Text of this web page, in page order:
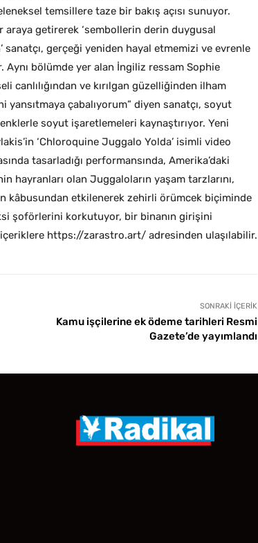
temsillere taze bir bakış açısı sunuyor.
araya getirerek ‘sembollerin derin duygusal
sanatçı, gerçeği yeniden hayal etmemizi ve evrenle
bölümde yer alan İngiliz ressam Sophie
canlılığından ve kırılgan güzelliğinden ilham
yansıtmaya çabalıyorum” diyen sanatçı, soyut
soyut işaretlemeleri kaynaştırıyor. Yeni
‘Chloroquine Juggalo Yolda’ isimli video
tasarladığı performansında, Amerika’daki
hayranları olan Juggaloların yaşam tarzlarını,
kâbusundan etkilenerek zehirli örümcek biçiminde
şoförlerini korkutuyor, bir binanın girişini
içeriklere https://zarastro.art/ adresinden ulaşılabilir.
SONRAKI İÇERIK
Kamu işçilerine ek ödeme tarihleri Resmi
Gazete’de yayımlandı